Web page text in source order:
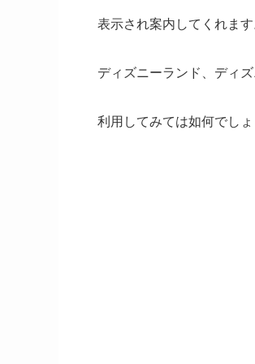
表示され案内してくれます
ディズニーランド、ディ
利用してみては如何でしょ